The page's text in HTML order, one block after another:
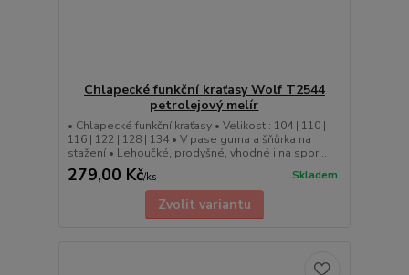
Chlapecké funkční kraťasy Wolf T2544
petrolejový melír
• Chlapecké funkční kraťasy • Velikosti: 104 | 110 |
116 | 122 | 128 | 134 • V pase guma a šňůrka na
stažení • Lehoučké, prodyšné, vhodné i na spor...
279,00 Kč/ks Skladem
Zvolit variantu